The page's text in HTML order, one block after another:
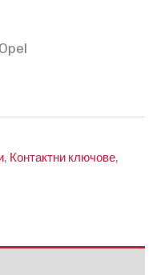
, Контактни ключове,